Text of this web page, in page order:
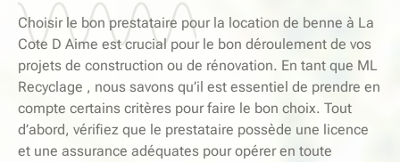
Choisir le bon prestataire pour la location de benne à La
Cote D Aime est crucial pour le bon déroulement de vos
projets de construction ou de rénovation. En tant que ML
Recyclage , nous savons qu’il est essentiel de prendre en
compte certains critères pour faire le bon choix. Tout
d’abord, vérifiez que le prestataire possède une licence
et une assurance adéquates pour opérer en toute